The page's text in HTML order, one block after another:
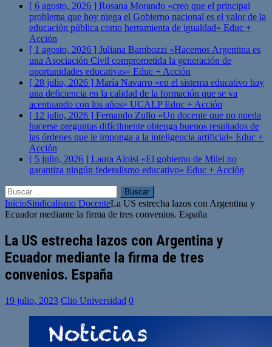
[ 6 agosto, 2026 ] Rosana Morando «creo que el principal
problema que hoy niega el Gobierno nacional es el valor de la
educación pública como herramienta de igualdad» Educ +
Acción
[ 1 agosto, 2026 ] Juliana Bambozzi «Hacemos Argentina es
una Asociación Civil comprometida la generación de
oportunidades educativas» Educ + Acción
[ 28 julio, 2026 ] María Navarro «en el sistema educativo hay
una deficiencia en la calidad de la formación que se va
acentuando con los años» UCALPEduc + Acción
[ 12 julio, 2026 ] Fernando Zullo «Un docente que no pueda
hacerse preguntas difícilmente obtenga buenos resultados de
las órdenes que le imponga a la inteligencia artificial» Educ +
Acción
[ 5 julio, 2026 ] Laura Aloisi «El gobierno de Milei no
garantiza ningún federalismo educativo» Educ + Acción
Buscar:
InicioSindicalismo DocenteLa US estrecha lazos con Argentina y
Ecuador mediante la firma de tres convenios. España
La US estrecha lazos con Argentina y
Ecuador mediante la firma de tres
convenios. España
19 julio, 2023 Clio Universidad 0